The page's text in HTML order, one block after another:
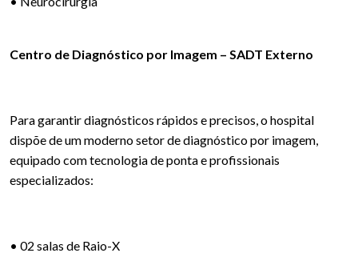
Centro de Diagnóstico por Imagem – SADT Externo
Para garantir diagnósticos rápidos e precisos, o hospital
dispõe de um moderno setor de diagnóstico por imagem,
equipado com tecnologia de ponta e profissionais
especializados:
• 02 salas de Raio-X